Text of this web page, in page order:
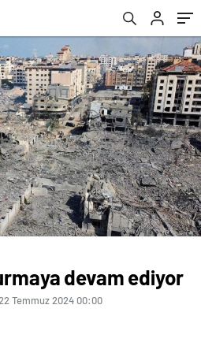
devam ediyor
Temmuz 2024 00:00